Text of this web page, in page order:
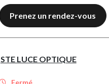
Prenez un rendez-vous
STE LUCE OPTIQUE